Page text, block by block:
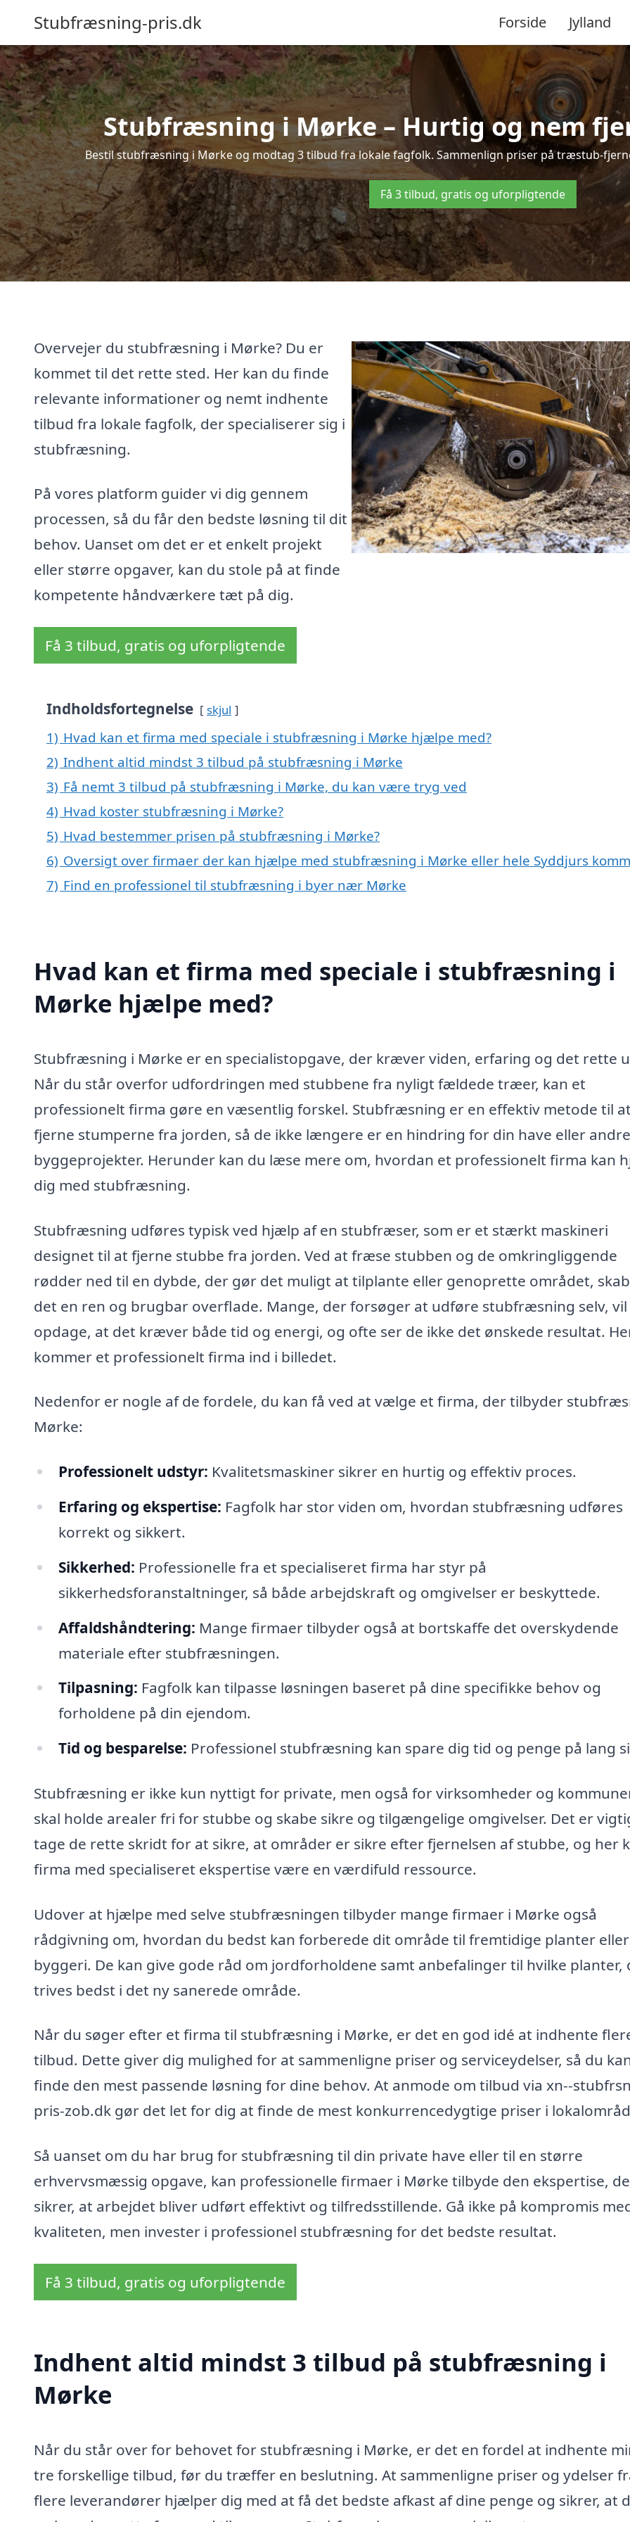
Stubfræsning-pris.dk Forside Jylland
Stubfræsning i Mørke – Hurtig og nem
Bestil stubfræsning i Mørke og modtag 3 tilbud fra lokale fagfolk. Sammenlign priser på træstub-
Få 3 tilbud, gratis og uforpligtende
Overvejer du stubfræsning i Mørke? Du er
kommet til det rette sted. Her kan du finde
relevante informationer og nemt indhente
tilbud fra lokale fagfolk, der specialiserer sig i
stubfræsning.
På vores platform guider vi dig gennem
processen, så du får den bedste løsning til dit
behov. Uanset om det er et enkelt projekt
eller større opgaver, kan du stole på at finde
kompetente håndværkere tæt på dig.
Få 3 tilbud, gratis og uforpligtende
Indholdsfortegnelse skjul
1) Hvad kan et firma med speciale i stubfræsning i Mørke hjælpe med?
2) Indhent altid mindst 3 tilbud på stubfræsning i Mørke
3) Få nemt 3 tilbud på stubfræsning i Mørke, du kan være tryg ved
4) Hvad koster stubfræsning i Mørke?
5) Hvad bestemmer prisen på stubfræsning i Mørke?
6) Oversigt over firmaer der kan hjælpe med stubfræsning i Mørke eller hele Syddjurs
7) Find en professionel til stubfræsning i byer nær Mørke
Hvad kan et firma med speciale i stubfræsning i
Mørke hjælpe med?
Stubfræsning i Mørke er en specialistopgave, der kræver viden, erfaring og det rette
Når du står overfor udfordringen med stubbene fra nyligt fældede træer, kan et
professionelt firma gøre en væsentlig forskel. Stubfræsning er en effektiv metode til
fjerne stumperne fra jorden, så de ikke længere er en hindring for din have eller andre
byggeprojekter. Herunder kan du læse mere om, hvordan et professionelt firma kan
dig med stubfræsning.
Stubfræsning udføres typisk ved hjælp af en stubfræser, som er et stærkt maskineri
designet til at fjerne stubbe fra jorden. Ved at fræse stubben og de omkringliggende
rødder ned til en dybde, der gør det muligt at tilplante eller genoprette området,
det en ren og brugbar overflade. Mange, der forsøger at udføre stubfræsning selv, vil
opdage, at det kræver både tid og energi, og ofte ser de ikke det ønskede resultat.
kommer et professionelt firma ind i billedet.
Nedenfor er nogle af de fordele, du kan få ved at vælge et firma, der tilbyder
Mørke:
Professionelt udstyr: Kvalitetsmaskiner sikrer en hurtig og effektiv proces.
Erfaring og ekspertise: Fagfolk har stor viden om, hvordan stubfræsning udføres
korrekt og sikkert.
Sikkerhed: Professionelle fra et specialiseret firma har styr på
sikkerhedsforanstaltninger, så både arbejdskraft og omgivelser er beskyttede.
Affaldshåndtering: Mange firmaer tilbyder også at bortskaffe det overskydende
materiale efter stubfræsningen.
Tilpasning: Fagfolk kan tilpasse løsningen baseret på dine specifikke behov og
forholdene på din ejendom.
Tid og besparelse: Professionel stubfræsning kan spare dig tid og penge på lang
Stubfræsning er ikke kun nyttigt for private, men også for virksomheder og
skal holde arealer fri for stubbe og skabe sikre og tilgængelige omgivelser. Det er
tage de rette skridt for at sikre, at områder er sikre efter fjernelsen af stubbe, og her
firma med specialiseret ekspertise være en værdifuld ressource.
Udover at hjælpe med selve stubfræsningen tilbyder mange firmaer i Mørke også
rådgivning om, hvordan du bedst kan forberede dit område til fremtidige planter eller
byggeri. De kan give gode råd om jordforholdene samt anbefalinger til hvilke planter,
trives bedst i det ny sanerede område.
Når du søger efter et firma til stubfræsning i Mørke, er det en god idé at indhente
tilbud. Dette giver dig mulighed for at sammenligne priser og serviceydelser, så du
finde den mest passende løsning for dine behov. At anmode om tilbud via xn--
pris-zob.dk gør det let for dig at finde de mest konkurrencedygtige priser i
Så uanset om du har brug for stubfræsning til din private have eller til en større
erhvervsmæssig opgave, kan professionelle firmaer i Mørke tilbyde den ekspertise,
sikrer, at arbejdet bliver udført effektivt og tilfredsstillende. Gå ikke på kompromis
kvaliteten, men invester i professionel stubfræsning for det bedste resultat.
Få 3 tilbud, gratis og uforpligtende
Indhent altid mindst 3 tilbud på stubfræsning i
Mørke
Når du står over for behovet for stubfræsning i Mørke, er det en fordel at indhente
tre forskellige tilbud, før du træffer en beslutning. At sammenligne priser og ydelser
flere leverandører hjælper dig med at få det bedste afkast af dine penge og sikrer, at